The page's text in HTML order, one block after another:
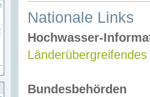
Nationale Links
Hochwasser-
Bundesbehörden